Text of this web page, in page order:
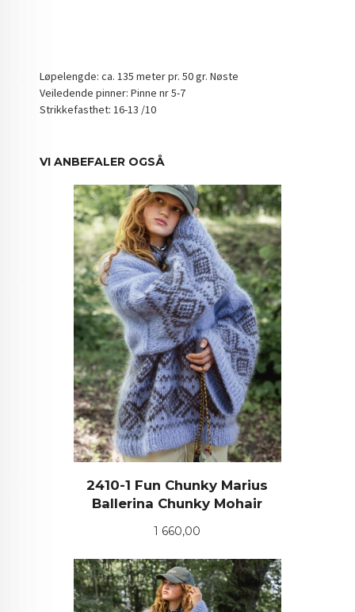
Løpelengde: ca. 135 meter pr. 50 gr. Nøste
Veiledende pinner: Pinne nr 5-7
Strikkefasthet: 16-13 /10
VI ANBEFALER OGSÅ
2410-1 Fun Chunky Marius
Ballerina Chunky Mohair
Pris
1 660,00